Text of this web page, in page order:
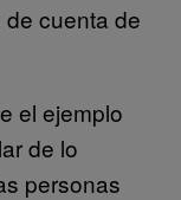
cuenta de
el ejemplo
de lo
personas